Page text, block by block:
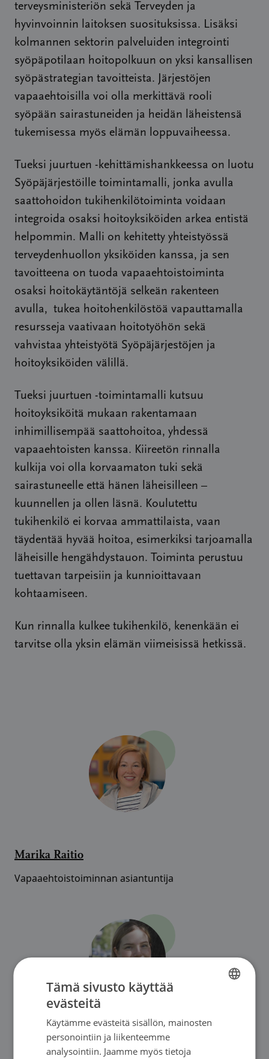
terveysministeriön sekä Terveyden ja
hyvinvoinnin laitoksen suosituksissa. Lisäksi
kolmannen sektorin palveluiden integrointi
syöpäpotilaan hoitopolkuun on yksi kansallisen
syöpästrategian tavoitteista. Järjestöjen
vapaaehtoisilla voi olla merkittävä rooli
syöpään sairastuneiden ja heidän läheistensä
tukemisessa myös elämän loppuvaiheessa.
Tueksi juurtuen -kehittämishankkeessa on luotu
Syöpäjärjestöille toimintamalli, jonka avulla
saattohoidon tukihenkilötoiminta voidaan
integroida osaksi hoitoyksiköiden arkea entistä
helpommin. Malli on kehitetty yhteistyössä
terveydenhuollon yksiköiden kanssa, ja sen
tavoitteena on tuoda vapaaehtoistoiminta
osaksi hoitokäytäntöjä selkeän rakenteen
avulla, tukea hoitohenkilöstöä vapauttamalla
resursseja vaativaan hoitotyöhön sekä
vahvistaa yhteistyötä Syöpäjärjestöjen ja
hoitoyksiköiden välillä.
Tueksi juurtuen -toimintamalli kutsuu
hoitoyksiköitä mukaan rakentamaan
inhimillisempää saattohoitoa, yhdessä
vapaaehtoisten kanssa. Kiireetön rinnalla
kulkija voi olla korvaamaton tuki sekä
sairastuneelle että hänen läheisilleen –
kuunnellen ja ollen läsnä. Koulutettu
tukihenkilö ei korvaa ammattilaista, vaan
täydentää hyvää hoitoa, esimerkiksi tarjoamalla
läheisille hengähdystauon. Toiminta perustuu
tuettavan tarpeisiin ja kunnioittavaan
kohtaamiseen.
Kun rinnalla kulkee tukihenkilö, kenenkään ei
tarvitse olla yksin elämän viimeisissä hetkissä.
Marika Raitio
Vapaaehtoistoiminnan asiantuntija
Minttu Aho
FINNISH
Tämä sivusto käyttää
evästeitä
Käytämme evästeitä sisällön, mainosten
personointiin ja liikenteemme
analysointiin. Jaamme myös tietoja